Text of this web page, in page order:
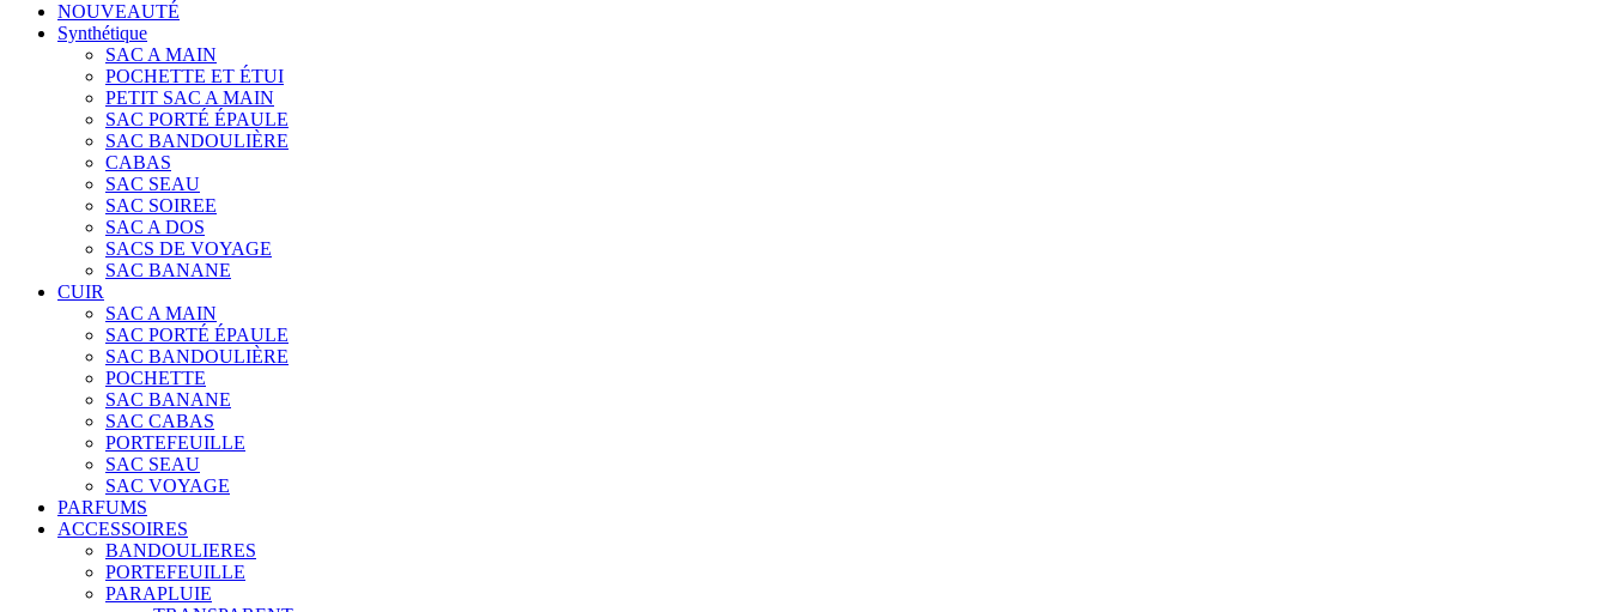
NOUVEAUTÉ
Synthétique
SAC A MAIN
POCHETTE ET ÉTUI
PETIT SAC A MAIN
SAC PORTÉ ÉPAULE
SAC BANDOULIÈRE
CABAS
SAC SEAU
SAC SOIREE
SAC A DOS
SACS DE VOYAGE
SAC BANANE
CUIR
SAC A MAIN
SAC PORTÉ ÉPAULE
SAC BANDOULIÈRE
POCHETTE
SAC BANANE
SAC CABAS
PORTEFEUILLE
SAC SEAU
SAC VOYAGE
PARFUMS
ACCESSOIRES
BANDOULIERES
PORTEFEUILLE
PARAPLUIE